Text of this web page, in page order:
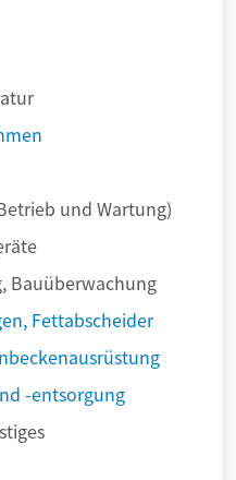
und Wartung)
Bauüberwachung
Fettabscheider
-entsorgung